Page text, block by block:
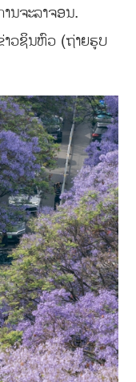
ນຈະລາຈອນ.
າວຊິນຫົວ (ຖ່າຍຮູບ